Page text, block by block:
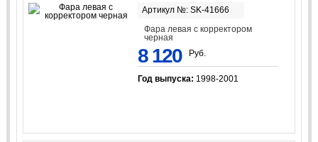
Артикул №: SK-41666
Фара левая с корректором
черная
8 120 Руб.
Год выпуска: 1998-2001